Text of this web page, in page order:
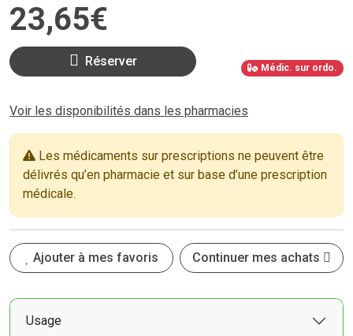
23,65€
Réserver Médic. sur ordo.
Voir les disponibilités dans les pharmacies
Les médicaments sur prescriptions ne peuvent être
délivrés qu’en pharmacie et sur base d’une prescription
médicale.
Ajouter à mes favoris Continuer mes achats
Usage